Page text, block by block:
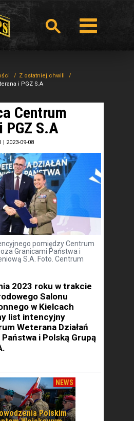
Z ostatniej chwili
i PGZ S.A
Centrum
PGZ S.A
| 2023-09-08
pomiędzy Centrum
Granicami Państwa i
S.A. Foto. Centrum
2023 roku w trakcie
Salonu
w Kielcach
list intencyjny
Weterana Działań
i Polską Grupą
NEWS
Polskim